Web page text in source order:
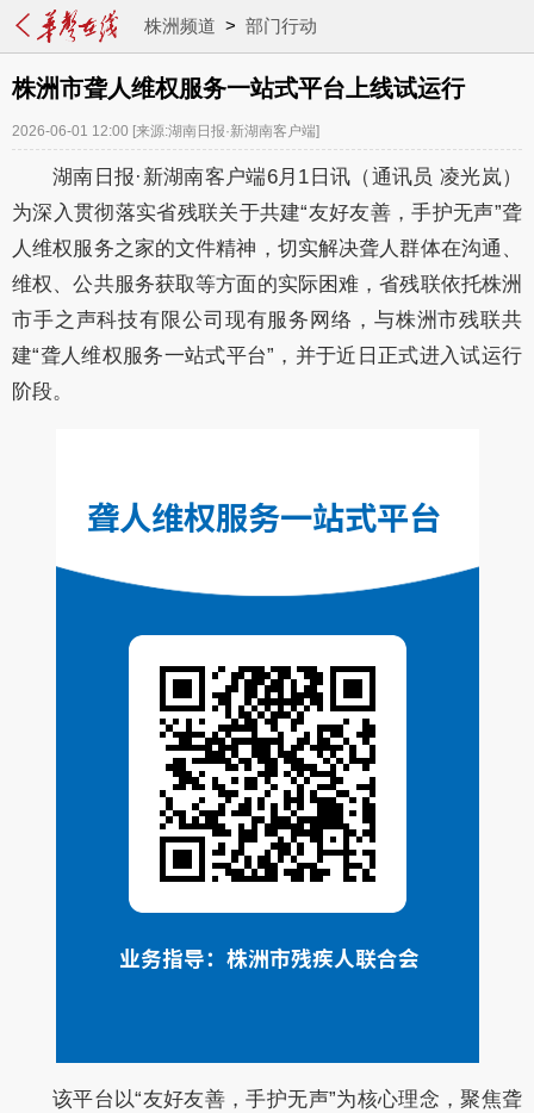
株洲频道 > 部门行动
株洲市聋人维权服务一站式平台上线试运行
2026-06-01 12:00 [来源:湖南日报·新湖南客户端]
湖南日报·新湖南客户端6月1日讯（通讯员 凌光岚）
为深入贯彻落实省残联关于共建“友好友善，手护无声”聋
人维权服务之家的文件精神，切实解决聋人群体在沟通、
维权、公共服务获取等方面的实际困难，省残联依托株洲
市手之声科技有限公司现有服务网络，与株洲市残联共
建“聋人维权服务一站式平台”，并于近日正式进入试运行
阶段。
该平台以“友好友善，手护无声”为核心理念，聚焦聋